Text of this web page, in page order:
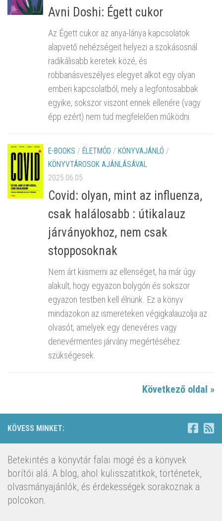
Avni Doshi: Égett cukor
Az Égett cukor az anya-lánya kapcsolatok
alapvető nehézségeit helyezi a szokásosnál
radikálisabb keretek közé, és
robbanásveszélyes elegyet alkot egy olyan
emberi kapcsolatból, mely a legfontosabbak
egyike, sokszor viszont ennek ellenére (vagy
épp ezért) nem tud megfelelően működni.
E-BOOKS / ÉLETMÓD / KÖNYVAJÁNLÓ /
KÖNYVTÁROSOK AJÁNLÁSÁVAL
2025.06.05.
Covid: ​olyan, mint az influenza,
csak halálosabb : útikalauz
járványokhoz, nem csak
stopposoknak
Nem árt kiismerni az ellenséget, ha már úgy
alakult, hogy egyazon bolygón és sokszor
egyazon testben kell élnünk. Ez a könyv
mindazokon az ismereteken végigkalauzolja az
olvasót, amelyek egy denevéres vagy
denevérmentes járvány megértéséhez
szükségesek.
Következő oldal »
KÖVESS MINKET:
Betekintés a könyvtár falai mögé és a könyvek
borítói alá. A blog, ahol kulisszatitkok, történetek,
olvasmányajánlók, és érdekességek sorakoznak a
polcokon.